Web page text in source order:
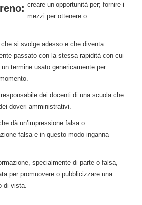
creare un’opportunità per; fornire i
mezzi per ottenere o
si svolge adesso e che diventa
passato con la stessa rapidità con cui
termine usato genericamente per
dei docenti di una scuola che
doveri amministrativi.
dà un’impressione falsa o
falsa e in questo modo inganna
specialmente di parte o falsa,
per promuovere o pubblicizzare una
di vista.